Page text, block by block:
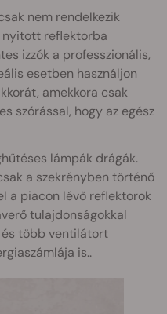
nem rendelkezik
nyitott reflektorba
izzók a professzionális,
esetben használjon
amekkora csak
szórással, hogy az egész
lámpák drágák.
a szekrényben történő
a piacon lévő reflektorok
tulajdonságokkal
és több ventilátort
is..